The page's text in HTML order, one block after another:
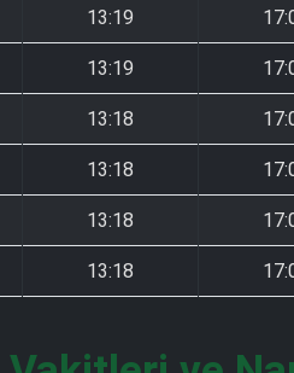
13:19
13:19
13:18
13:18
13:18
13:18